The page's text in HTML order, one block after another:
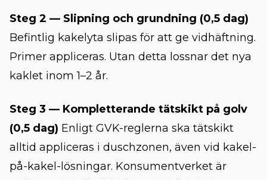
Steg 2 — Slipning och grundning (0,5 dag)
Befintlig kakelyta slipas för att ge vidhäftning.
Primer appliceras. Utan detta lossnar det nya
kaklet inom 1–2 år.
Steg 3 — Kompletterande tätskikt på golv
(0,5 dag) Enligt GVK-reglerna ska tätskikt
alltid appliceras i duschzonen, även vid kakel-
på-kakel-lösningar. Konsumentverket är